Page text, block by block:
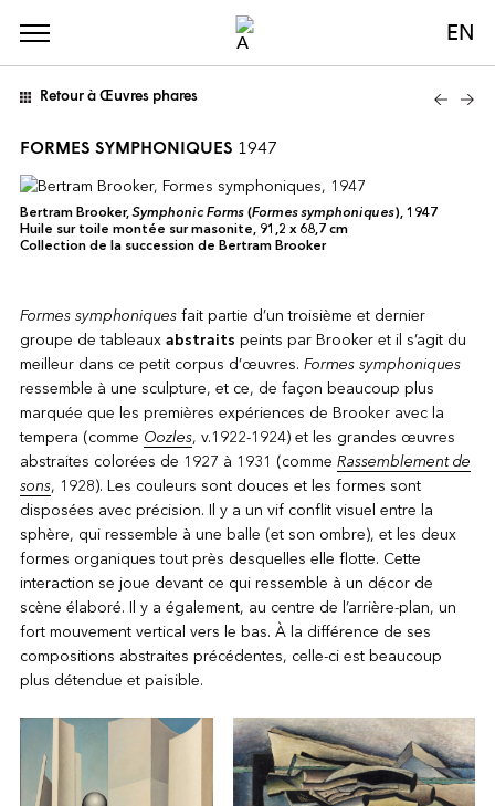
EN
Retour à Œuvres phares
FORMES SYMPHONIQUES 1947
Bertram Brooker,Symphonic Forms (Formes symphoniques), 1947
Huile sur toile montée sur masonite, 91,2 x 68,7 cm
Collection de la succession de Bertram Brooker
Formes symphoniques fait partie d’un troisième et dernier
groupe de tableaux abstraits peints par Brooker et il s’agit du
meilleur dans ce petit corpus d’œuvres. Formes symphoniques
ressemble à une sculpture, et ce, de façon beaucoup plus
marquée que les premières expériences de Brooker avec la
tempera (comme Oozles, v.1922-1924) et les grandes œuvres
abstraites colorées de 1927 à 1931 (comme Rassemblement de
sons, 1928). Les couleurs sont douces et les formes sont
disposées avec précision. Il y a un vif conflit visuel entre la
sphère, qui ressemble à une balle (et son ombre), et les deux
formes organiques tout près desquelles elle flotte. Cette
interaction se joue devant ce qui ressemble à un décor de
scène élaboré. Il y a également, au centre de l’arrière-plan, un
fort mouvement vertical vers le bas. À la différence de ses
compositions abstraites précédentes, celle-ci est beaucoup
plus détendue et paisible.